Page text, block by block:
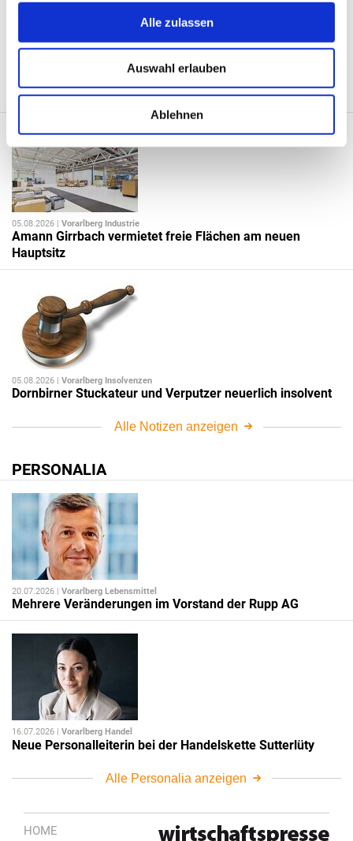
Alle zulassen
Auswahl erlauben
Ablehnen
Insolvenz von Barfuß-Schuhe-Händler wird zur
NOTIZEN
05.08.2026 | Vorarlberg Industrie
Amann Girrbach vermietet freie Flächen am neuen
Hauptsitz
05.08.2026 | Vorarlberg Insolvenzen
Dornbirner Stuckateur und Verputzer neuerlich insolvent
Alle Notizen anzeigen
PERSONALIA
20.07.2026 | Vorarlberg Lebensmittel
Mehrere Veränderungen im Vorstand der Rupp AG
16.07.2026 | Vorarlberg Handel
Neue Personalleiterin bei der Handelskette Sutterlüty
Alle Personalia anzeigen
HOME